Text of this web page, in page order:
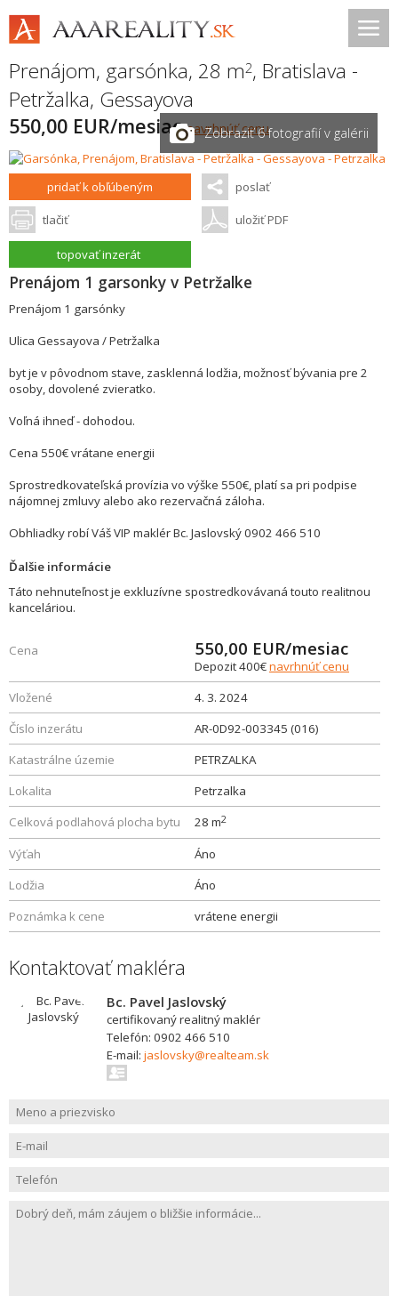
Prenájom, garsónka, 28 m2, Bratislava -
Petržalka, Gessayova
550,00 EUR/mesiacnavrhnúť cenu
Zobraziť 6 fotografií v galérii
pridať k obľúbeným poslať
tlačiť uložiť PDF
topovať inzerát
Prenájom 1 garsonky v Petržalke
Prenájom 1 garsónky
Ulica Gessayova / Petržalka
byt je v pôvodnom stave, zasklenná lodžia, možnosť bývania pre 2
osoby, dovolené zvieratko.
Voľná ihneď - dohodou.
Cena 550€ vrátane energii
Sprostredkovateľská provízia vo výške 550€, platí sa pri podpise
nájomnej zmluvy alebo ako rezervačná záloha.
Obhliadky robí Váš VIP maklér Bc. Jaslovský 0902 466 510
Ďalšie informácie
Táto nehnuteľnost je exkluzívne spostredkovávaná touto realitnou
kanceláriou.
Cena 550,00 EUR/mesiac
Depozit 400€navrhnúť cenu
Vložené
4. 3. 2024
Číslo inzerátu
AR-0D92-003345 (016)
Katastrálne územie
PETRZALKA
Lokalita
Petrzalka
Celková podlahová plocha bytu
28 m2
Výťah
Áno
Lodžia
Áno
Poznámka k cene
vrátene energii
Kontaktovať makléra
Bc. Pavel Jaslovský
certifikovaný realitný maklér
Telefón: 0902 466 510
E-mail: jaslovsky@realteam.sk